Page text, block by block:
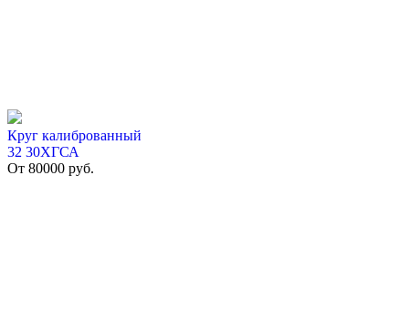
Круг калиброванный
32 30ХГСА
От 80000 руб.